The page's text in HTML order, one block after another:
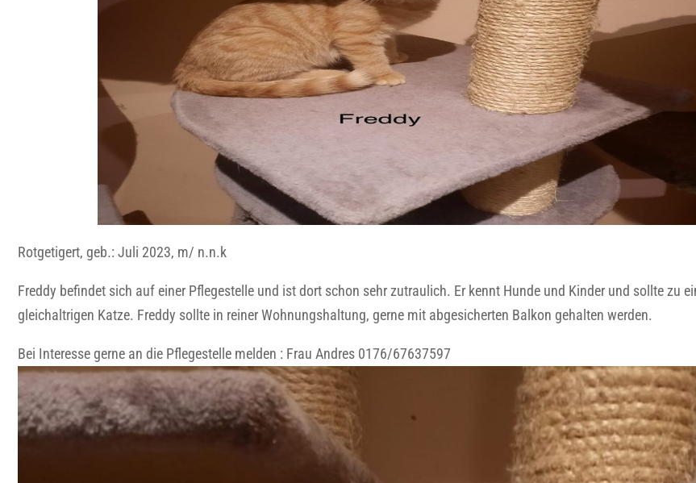
Rotgetigert, geb.: Juli 2023, m/ n.n.k
Freddy befindet sich auf einer Pflegestelle und ist dort schon sehr zutraulich. Er kennt Hunde und Kinder und sollte zu
gleichaltrigen Katze. Freddy sollte in reiner Wohnungshaltung, gerne mit abgesicherten Balkon gehalten werden.
Bei Interesse gerne an die Pflegestelle melden : Frau Andres 0176/67637597